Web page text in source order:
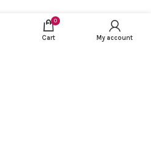
0
Cart My account